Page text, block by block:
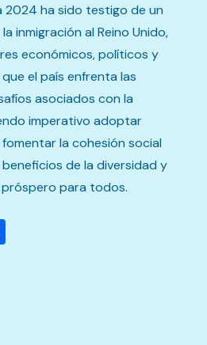
2024 ha sido testigo de un
inmigración al Reino Unido,
económicos, políticos y
el país enfrenta las
asociados con la
imperativo adoptar
la cohesión social
de la diversidad y
para todos.